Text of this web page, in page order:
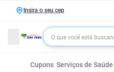
Insira o seu cep
Cupons Serviços de Saúde